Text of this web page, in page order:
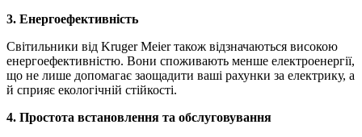
3. Енергоефективність
Світильники від Kruger Meier також відзначаються високою
енергоефективністю. Вони споживають менше електроенергії,
що не лише допомагає заощадити ваші рахунки за електрику, а
й сприяє екологічній стійкості.
4. Простота встановлення та обслуговування